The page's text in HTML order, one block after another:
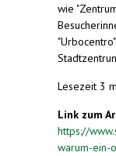
wie
Lesezeit 3
Link zum
https://
warum-ein-